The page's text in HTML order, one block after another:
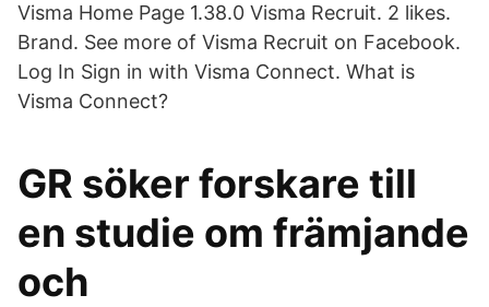
Visma Home Page 1.38.0 Visma Recruit. 2 likes.
Brand. See more of Visma Recruit on Facebook.
Log In Sign in with Visma Connect. What is
Visma Connect?
GR söker forskare till
en studie om främjande
och